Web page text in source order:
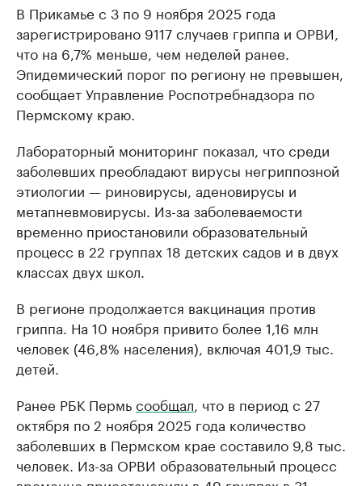
В Прикамье с 3 по 9 ноября 2025 года
зарегистрировано 9117 случаев гриппа и ОРВИ,
что на 6,7% меньше, чем неделей ранее.
Эпидемический порог по региону не превышен,
сообщает Управление Роспотребнадзора по
Пермскому краю.
Лабораторный мониторинг показал, что среди
заболевших преобладают вирусы негриппозной
этиологии — риновирусы, аденовирусы и
метапневмовирусы. Из-за заболеваемости
временно приостановили образовательный
процесс в 22 группах 18 детских садов и в двух
классах двух школ.
В регионе продолжается вакцинация против
гриппа. На 10 ноября привито более 1,16 млн
человек (46,8% населения), включая 401,9 тыс.
детей.
Ранее РБК Пермьсообщал , что в период с 27
октября по 2 ноября 2025 года количество
заболевших в Пермском крае составило 9,8 тыс.
человек. Из-за ОРВИ образовательный процесс